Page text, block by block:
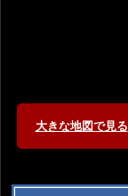
大きな地図で見る